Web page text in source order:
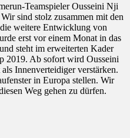
Teamspieler Ousseini Nji
sind stolz zusammen mit den
weitere Entwicklung von
erst vor einem Monat in das
steht im erweiterten Kader
2019. Ab sofort wird Ousseini
Innenverteidiger verstärken.
in Europa stellen. Wir
Weg gehen zu dürfen.